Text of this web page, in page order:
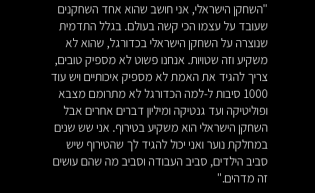
"השחקן הישראלי, אני חושב שהוא אחד השחקנים
שעובד על עצמו הכי קשה בעולם. בגלל התדמית
שנוצרה על השחקן הישראלי בכדורגל, שהוא לא
משקיע וזה שטויות. אנחנו פשוט לא מספיק טובים,
צריך להגיד את האמת לא מספיק איכותיים ויש עוד
1000 סיבות ל-למה הכדורגל לא מתרומם מצבא
ופוליטיקה ועד גנטיקה ומיליון דברים אחרים אבל
השחקן הישראלי הוא משקיע בטירוף. אני שש שנים
במחלקת נוער ואני יכול להגיד לך שהטירוף שיש
סביב הילדים, סביב העבודה וסביב מה שהם עושים
זה מדהים."